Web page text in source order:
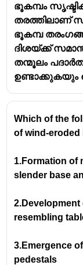
ഭൂകമ്പം
തരത്തിലാണ്
ഭൂകമ്പ
ദിശയ്ക്ക്
തന്മൂലം
ഉണ്ടാക്കുകയും
Which of the
of wind-
1.Formation of
slender base
resembling
3.Emergence
pedestals